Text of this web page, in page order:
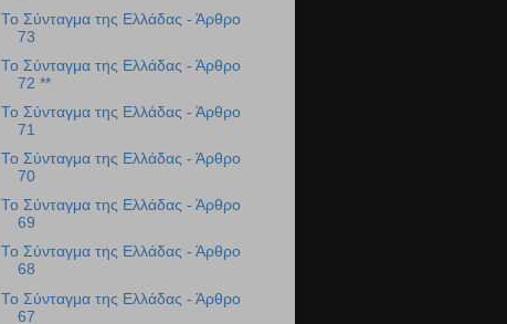
Το Σύνταγμα της Ελλάδας - Άρθρο
73
Το Σύνταγμα της Ελλάδας - Άρθρο
72 **
Το Σύνταγμα της Ελλάδας - Άρθρο
71
Το Σύνταγμα της Ελλάδας - Άρθρο
70
Το Σύνταγμα της Ελλάδας - Άρθρο
69
Το Σύνταγμα της Ελλάδας - Άρθρο
68
Το Σύνταγμα της Ελλάδας - Άρθρο
67